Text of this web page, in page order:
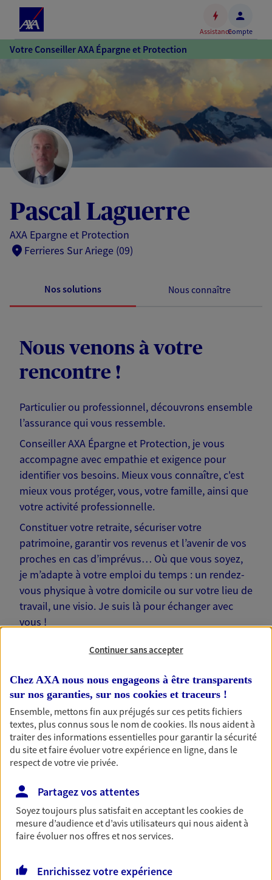
Accéder
au
contenu
principal
au
pied
de
AssistanceCompte
Votre Conseiller AXA Épargne et Protection
Pascal Laguerre
AXA Epargne et Protection
Ferrieres Sur Ariege (09)
Nos solutions Nous connaître
Nous venons à votre
rencontre !
Particulier ou professionnel, découvrons ensemble
l’assurance qui vous ressemble.
Conseiller AXA Épargne et Protection, je vous
accompagne avec empathie et exigence pour
identifier vos besoins. Mieux vous connaître, c'est
mieux vous protéger, vous, votre famille, ainsi que
votre activité professionnelle.
Constituer votre retraite, sécuriser votre
patrimoine, garantir vos revenus et l’avenir de vos
proches en cas d’imprévus… Où que vous soyez,
je m’adapte à votre emploi du temps : un rendez-
vous physique à votre domicile ou sur votre lieu de
travail, une visio. Je suis là pour échanger avec
vous !
Nos offres phares
Épargne
Réalisez vos projets grâce à votre épargne : achat
immobilier, études des enfants ou voyage autour
du monde… Épargnez à votre rythme et
simplement, selon votre profil.
Découvrir les offres Épargne
Retraite
Continuer sans accepter
Chez AXA nous nous engageons à être transparents
sur nos garanties, sur nos cookies et traceurs !
Ensemble, mettons fin aux préjugés sur ces petits fichiers
textes, plus connus sous le nom decookies. Ils nous aident à
traiter des informations essentielles pour garantir la sécurité
du site et faire évoluer votre expérience en ligne, dans le
respect de votre vie privée.
Partagez vos attentes
Soyez toujours plus satisfait en acceptant lescookiesde
mesure d’audience et d’avis utilisateurs qui nous aident à
faire évoluer nos offres et nos services.
Enrichissez votre expérience